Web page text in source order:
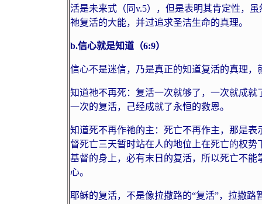
活是未来式（同v.5），但是表明其肯定性，
祂复活的大能，并过追求圣洁生命的真理。
b.信心就是知道（6:9）
信心不是迷信，乃是真正的知道复活的真理，
知道祂不再死：复活一次就够了，一次就成
一次的复活，己经成就了永恒的救恩。
知道死不再作祂的主：死亡不再作主，那是
督死亡三天暂时站在人的地位上在死亡的权
基督的身上，必有末日的复活，所以死亡不
心。
耶稣的复活，不是像拉撒路的“复活”，拉撒